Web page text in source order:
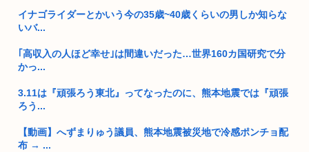
ネット上で女性に対して「まーん（笑）」とか言う男性。
マッシヴ・アタック、シンガポール公演でパレスチナ国旗を掲
げ一時拘...
日本人、もはや何も欲しがらなくなるwww
内。こ...
イナゴライダーとかいう今の35歳~40歳くらいの男しか知らな
いバ...
｢高収入の人ほど幸せ｣は間違いだった…世界160カ国研究で分
かっ...
3.11は『頑張ろう東北』ってなったのに、熊本地震では『頑張
ろう...
【動画】へずまりゅう議員、熊本地震被災地で冷感ポンチョ配
布 → ...